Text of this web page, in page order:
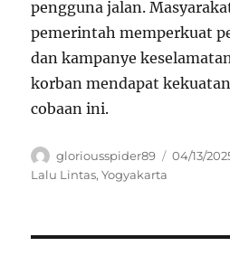
pengguna jalan.
pemerintah memperkuat
dan kampanye
korban mendapat
cobaan ini.
Author
gloriousspider89
Posted
04/13/
Lalu Lintas,Yogyakarta